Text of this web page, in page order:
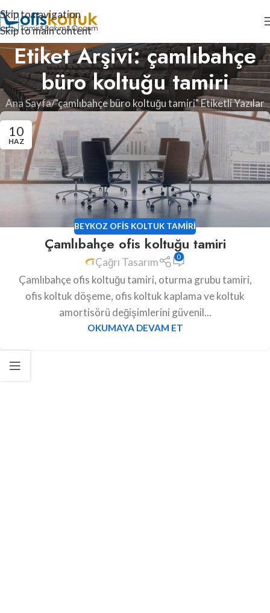
Skip to navigation
Skip to main content
Etiket Arşivi: çamlıbahçe
büro koltuğu tamiri
Ana Sayfa "çamlıbahçe büro koltuğu tamiri" Etiketli Yazılar
10
HAZ
BEYKOZ OFIS KOLTUK TAMIRI
Çamlıbahçe ofis koltuğu tamiri
Çağrı Tasarım 0
Çamlıbahçe ofis koltuğu tamiri, oturma grubu tamiri,
ofis koltuk döşeme, ofis koltuk kaplama ve koltuk
amortisörü değişimlerini güvenil...
OKUMAYA DEVAM ET